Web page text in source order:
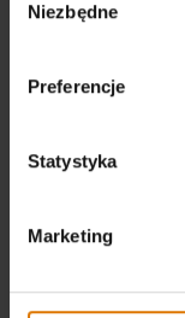
zgody
Niezbędne
Preferencje
Statystyka
Marketing
zł 689,25